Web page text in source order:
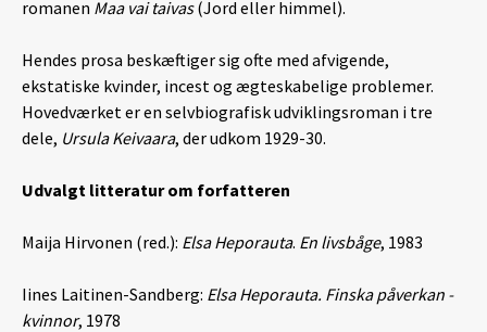
romanen Maa vai taivas(Jord eller himmel).
Hendes prosa beskæftiger sig ofte med afvigende,
ekstatiske kvinder, incest og ægteskabelige problemer.
Hovedværket er en selvbiografisk udviklingsroman i tre
dele, Ursula Keivaara, der udkom 1929-30.
Udvalgt litteratur om forfatteren
Maija Hirvonen (red.): Elsa Heporauta. En livsbåge, 1983
Iines Laitinen-Sandberg: Elsa Heporauta. Finska påverkan -
kvinnor, 1978